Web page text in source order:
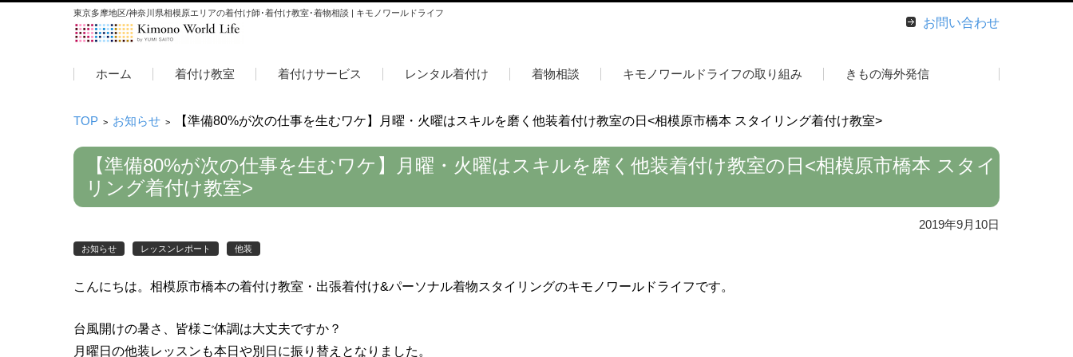
東京多摩地区/神奈川県相模原エリアの着付け師･着付け教室･着物相談 | キモノワールドライフ
お問い合わせ
ホーム
着付け教室 着付けサービス レンタル着付け 着物相談 キモノワールドライフの取り組み きもの海外発信
TOP > お知らせ > 【準備80%が次の仕事を生むワケ】月曜・火曜はスキルを磨く他装着付け教室の日<相模原市橋本 スタイリング着付け教室>
【準備80%が次の仕事を生むワケ】月曜・火曜はスキルを磨く他装着付け教室の日<相模原市橋本 スタイ
リング着付け教室>
2019年9月10日
お知らせ レッスンレポート 他装
こんにちは。相模原市橋本の着付け教室・出張着付け&パーソナル着物スタイリングのキモノワールドライフです。
台風開けの暑さ、皆様ご体調は大丈夫ですか？
月曜日の他装レッスンも本日や別日に振り替えとなりました。